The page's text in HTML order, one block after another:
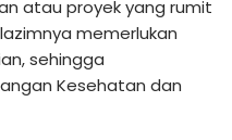
atau proyek yang rumit
memerlukan
sehingga
Kesehatan dan